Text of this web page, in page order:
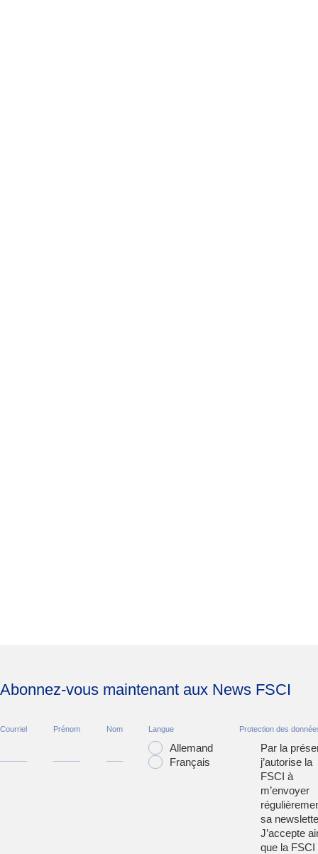
Abonnez-vous maintenant aux News FSCI
Courriel Prénom Nom Langue
Allemand
Français
Protection des
Par la
j’autorise la
FSCI à
m’envoyer
sa
J’accepte
que la FSCI